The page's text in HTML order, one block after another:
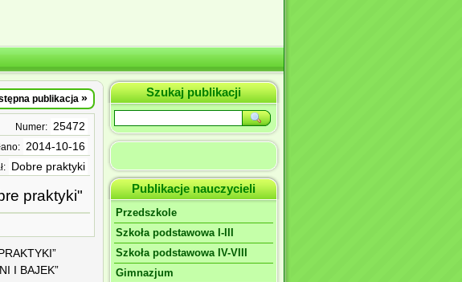
publikacja »
Numer: 25472
2014-10-16
Dobre praktyki
praktyki"
I BAJEK”
Szukaj publikacji
Publikacje nauczycieli
Przedszkole
Szkoła podstawowa I-III
Szkoła podstawowa IV-VIII
Gimnazjum